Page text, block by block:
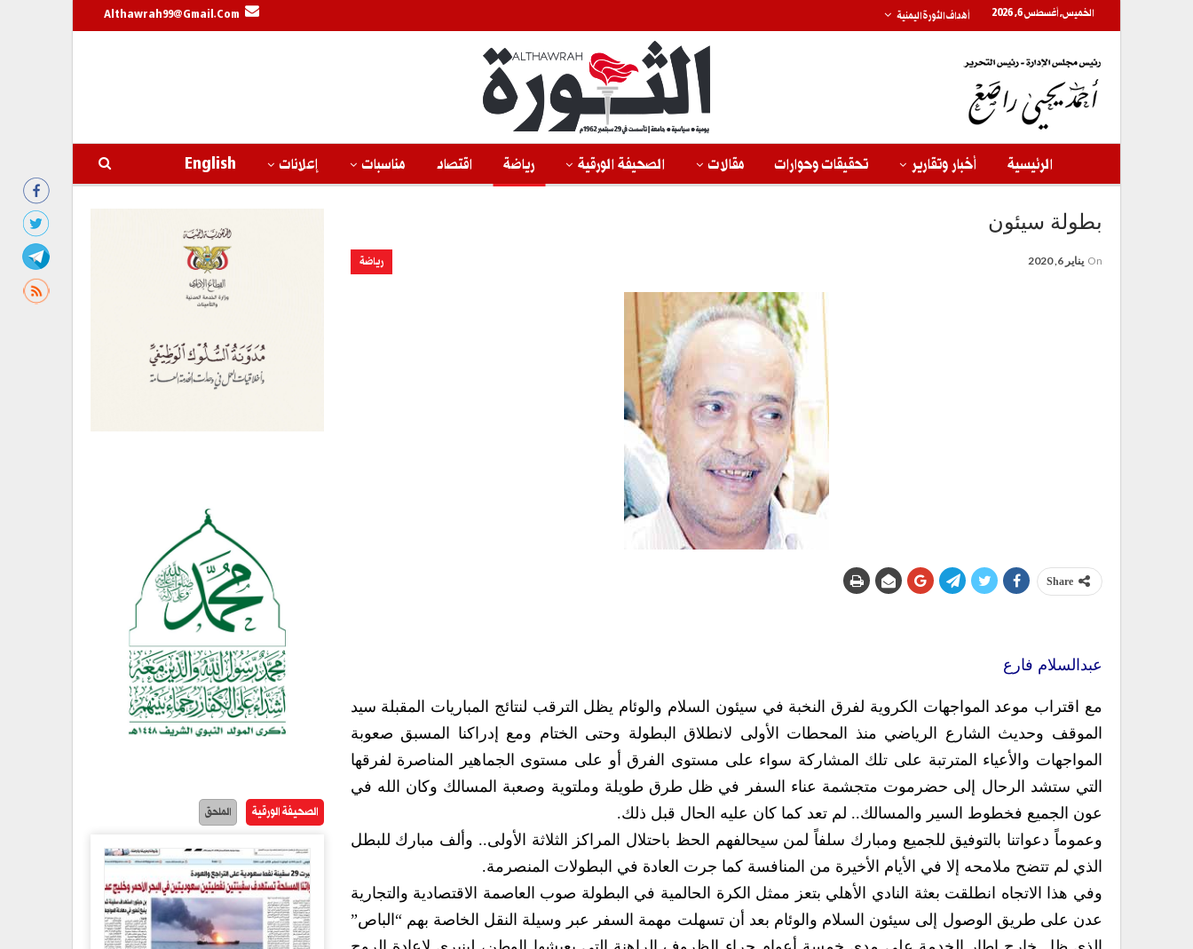
الخميس, أغسطس 6, 2026 أهداف الثورة اليمنية Althawrah99@gmail.com
الرئيسية أخبار وتقارير تحقيقات وحوارات مقالات الصحيفة الورقية رياضة اقتصاد مناسبات إعلانات English
بطولة سيئون
رياضة On يناير 6, 2020
Share
عبدالسلام فارع
مع اقتراب موعد المواجهات الكروية لفرق النخبة في سيئون السلام والوئام يظل الترقب لنتائج المباريات المقبلة سيد
الموقف وحديث الشارع الرياضي منذ المحطات الأولى لانطلاق البطولة وحتى الختام ومع إدراكنا المسبق صعوبة
المواجهات والأعياء المترتبة على تلك المشاركة سواء على مستوى الفرق أو على مستوى الجماهير المناصرة لفرقها
التي ستشد الرحال إلى حضرموت متجشمة عناء السفر في ظل طرق طويلة وملتوية وصعبة المسالك وكان الله في
عون الجميع فخطوط السير والمسالك.. لم تعد كما كان عليه الحال قبل ذلك.
وعموماً دعواتنا بالتوفيق للجميع ومبارك سلفاً لمن سيحالفهم الحظ باحتلال المراكز الثلاثة الأولى.. وألف مبارك للبطل
الذي لم تتضح ملامحه إلا في الأيام الأخيرة من المنافسة كما جرت العادة في البطولات المنصرمة.
وفي هذا الاتجاه انطلقت بعثة النادي الأهلي بتعز ممثل الكرة الحالمية في البطولة صوب العاصمة الاقتصادية والتجارية
عدن على طريق الوصول إلى سيئون السلام والوئام بعد أن تسهلت مهمة السفر عبر وسيلة النقل الخاصة بهم “الباص”
الصحيفة الورقية الملحق